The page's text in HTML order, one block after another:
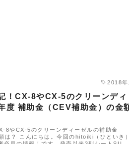
2018年
！CX-8やCX-5のクリーンディ
度 補助金（CEV補助金）の金
8やCX-5のクリーンディーゼルの補助金
は？ こんにちは。今回のhitoiki（ひといき）